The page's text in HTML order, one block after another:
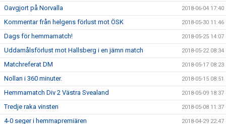
Oavgjort på Norvalla 2018-06-04 17:40
Kommentar från helgens förlust mot ÖSK 2018-05-30 11:46
Dags för hemmamatch! 2018-05-25 14:07
Uddamålsförlust mot Hallsberg i en jämn match 2018-05-22 08:34
Matchreferat DM 2018-05-17 08:23
Nollan i 360 minuter. 2018-05-15 08:51
Hemmamatch Div 2 Västra Svealand 2018-05-09 18:37
Tredje raka vinsten 2018-05-08 11:37
4-0 seger i hemmapremiären 2018-04-29 22:47